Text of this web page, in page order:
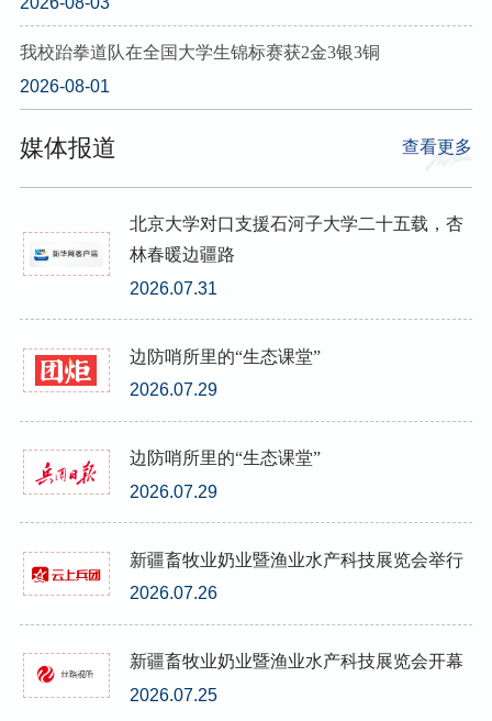
我校跆拳道队在全国大学生锦标赛获2金3银3铜
2026-08-01
媒体报道 查看更多
北京大学对口支援石河子大学二十五载，杏
林春暖边疆路
2026.07.31
边防哨所里的“生态课堂”
2026.07.29
边防哨所里的“生态课堂”
2026.07.29
新疆畜牧业奶业暨渔业水产科技展览会举行
2026.07.26
新疆畜牧业奶业暨渔业水产科技展览会开幕
2026.07.25